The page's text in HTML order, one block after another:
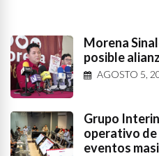
Morena
posible
AGOSTO 5,
Grupo
operativo de
eventos